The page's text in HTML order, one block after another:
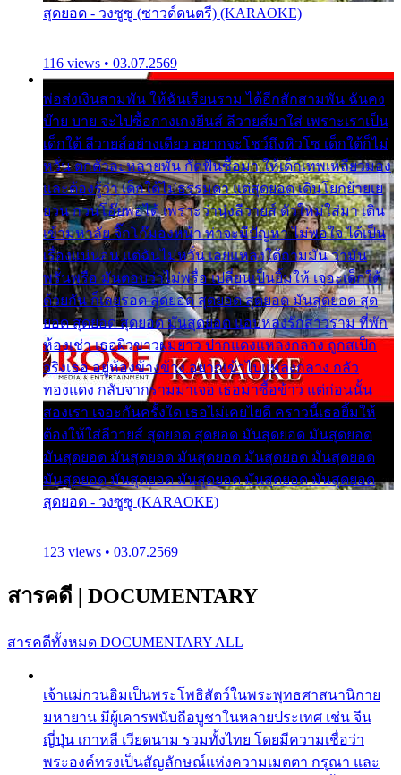
สุดยอด - วงซูซู (ซาวด์ดนตรี) (KARAOKE)
116 views • 03.07.2569
พ่อส่งเงินสามพัน ให้ฉันเรียนราม ได้อีกสักสามพัน ฉันคง
บ๊าย บาย จะไปซื้อกางเกงยีนส์ ลีวายส์มาใส่ เพราะเราเป็น
เด็กใต้ ลีวายส์อย่างเดียว อยากจะโชว์ถึงหิวโซ เด็กใต้ก็ไม่
หวั่น ตกตัวละหลายพัน กัดฟันซื้อมา ให้เด็กเทพเหลียวมอง
และต้องรู้ว่า เด็กใต้ไม่ธรรมดา แต่สุดยอด เดินโยกย้ายเย
ยวน กวนโอ๊ยพอได้ เพราะว่านุ่งลีวายส์ ตัวใหม่ใส่มา เดิน
เข้ามหาลัย จิ๊กโก๊มองหน้า ท่าจะมีปัญหา ไม่พอใจ ได้เป็น
เรื่องแน่นอน แต่ฉันไม่หวั่น เลยแหลงใต้ถามมัน ว่ามัน
พรั่นพรือ มันตอบว่าไม่พรื่อ เปลี่ยนเป็นยิ้มให้ เจอะเด็กใต้
ด้วยกัน ก็เลยรอด สุดยอด สุดยอด สุดยอด มันสุดยอด สุด
ยอด สุดยอด สุดยอด มันสุดยอด แอบหลงรักสาวราม ที่พัก
ห้องเช่า เธอผิวขาวผมยาว ปากแดงแหลงกลาง ถูกสเป็ก
จริงเธอ อยู่ห้องข้างข้าง อยากเข้าไปแหลงกลาง กลัว
ทองแดง กลับจากรามมาเจอ เธอมาซื้อข้าว แต่ก่อนนั้น
สองเรา เจอะกันครั้งใด เธอไม่เคยไยดี คราวนี้เธอยิ้มให้
ต้องให้ใส่ลีวายส์ สุดยอด สุดยอด มันสุดยอด มันสุดยอด
มันสุดยอด มันสุดยอด มันสุดยอด มันสุดยอด มันสุดยอด
มันสุดยอด มันสุดยอด มันสุดยอด มันสุดยอด มันสุดยอด
สุดยอด - วงซูซู (KARAOKE)
123 views • 03.07.2569
สารคดี | DOCUMENTARY
สารคดีทั้งหมด DOCUMENTARY ALL
เจ้าแม่กวนอิมเป็นพระโพธิสัตว์ในพระพุทธศาสนานิกาย
มหายาน มีผู้เคารพนับถือบูชาในหลายประเทศ เช่น จีน
ญี่ปุ่น เกาหลี เวียดนาม รวมทั้งไทย โดยมีความเชื่อว่า
พระองค์ทรงเป็นสัญลักษณ์แห่งความเมตตา กรุณา และ